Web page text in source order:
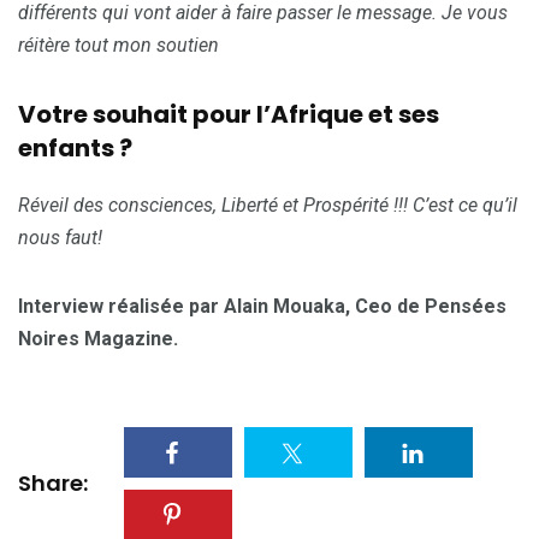
différents qui vont aider à faire passer le message. Je vous
réitère tout mon soutien
Votre souhait pour l’Afrique et ses
enfants ?
Réveil des consciences, Liberté et Prospérité !!! C’est ce qu’il
nous faut!
Interview réalisée par Alain Mouaka, Ceo de Pensées
Noires Magazine.
Share: